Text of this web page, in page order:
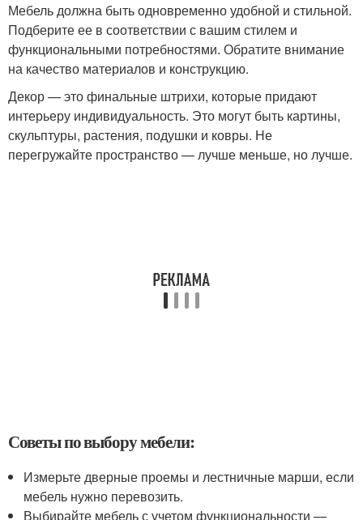
Мебель должна быть одновременно удобной и стильной.
Подберите ее в соответствии с вашим стилем и
функциональными потребностями. Обратите внимание
на качество материалов и конструкцию.
Декор — это финальные штрихи, которые придают
интерьеру индивидуальность. Это могут быть картины,
скульптуры, растения, подушки и ковры. Не
перегружайте пространство — лучше меньше, но лучше.
Советы по выбору мебели:
Измерьте дверные проемы и лестничные марши, если
мебель нужно перевозить.
Выбирайте мебель с учетом функциональности —